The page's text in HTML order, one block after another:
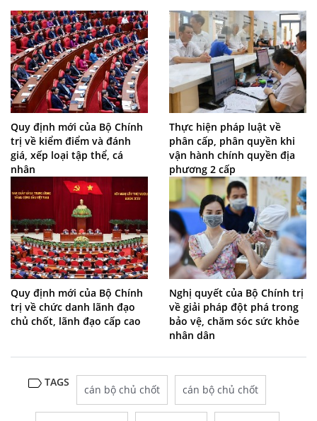
Quy định mới của Bộ Chính
trị về kiểm điểm và đánh
giá, xếp loại tập thể, cá
nhân
Thực hiện pháp luật về
phân cấp, phân quyền khi
vận hành chính quyền địa
phương 2 cấp
Quy định mới của Bộ Chính
trị về chức danh lãnh đạo
chủ chốt, lãnh đạo cấp cao
Nghị quyết của Bộ Chính trị
về giải pháp đột phá trong
bảo vệ, chăm sóc sức khỏe
nhân dân
TAGS
cán bộ chủ chốt cán bộ chủ chốt